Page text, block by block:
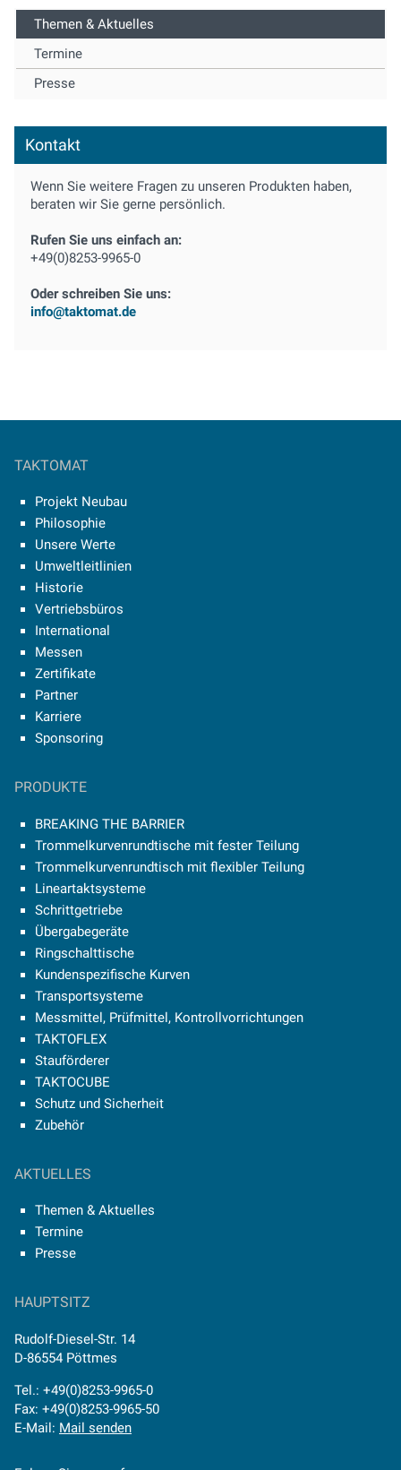
Themen & Aktuelles
Termine
Presse
Kontakt
Wenn Sie weitere Fragen zu unseren Produkten haben,
beraten wir Sie gerne persönlich.
Rufen Sie uns einfach an:
+49(0)8253-9965-0
Oder schreiben Sie uns:
info@taktomat.de
TAKTOMAT
Projekt Neubau
Philosophie
Unsere Werte
Umweltleitlinien
Historie
Vertriebsbüros
International
Messen
Zertifikate
Partner
Karriere
Sponsoring
PRODUKTE
BREAKING THE BARRIER
Trommelkurvenrundtische mit fester Teilung
Trommelkurvenrundtisch mit flexibler Teilung
Lineartaktsysteme
Schrittgetriebe
Übergabegeräte
Ringschalttische
Kundenspezifische Kurven
Transportsysteme
Messmittel, Prüfmittel, Kontrollvorrichtungen
TAKTOFLEX
Stauförderer
TAKTOCUBE
Schutz und Sicherheit
Zubehör
AKTUELLES
Themen & Aktuelles
Termine
Presse
HAUPTSITZ
Rudolf-Diesel-Str. 14
D-86554 Pöttmes
Tel.: +49(0)8253-9965-0
Fax: +49(0)8253-9965-50
E-Mail: Mail senden